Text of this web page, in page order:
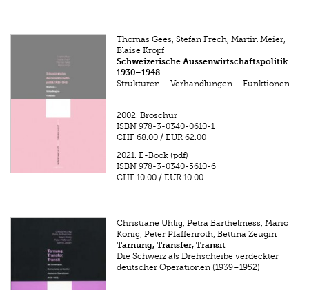
Thomas Gees, Stefan Frech, Martin Meier,
Blaise Kropf
Schweizerische Aussenwirtschaftspolitik
1930–1948
Strukturen – Verhandlungen – Funktionen
2002. Broschur
ISBN 978-3-0340-0610-1
CHF 68.00 /EUR 62.00
2021. E-Book (pdf)
ISBN 978-3-0340-5610-6
CHF 10.00 /EUR 10.00
Christiane Uhlig, Petra Barthelmess, Mario
König, Peter Pfaffenroth, Bettina Zeugin
Tarnung, Transfer, Transit
Die Schweiz als Drehscheibe verdeckter
deutscher Operationen (1939–1952)